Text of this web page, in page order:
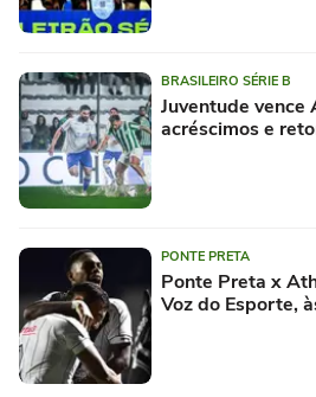
BRASILEIRO SÉRIE B
Juventude vence
acréscimos e
PONTE PRETA
Ponte Preta x
Voz do Esporte,